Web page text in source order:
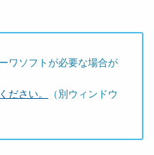
ワソフトが必要な場合が
ださい。
（別ウィンドウ